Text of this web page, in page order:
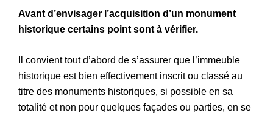
Avant d’envisager l’acquisition d’un monument
historique certains point sont à vérifier.
Il convient tout d’abord de s’assurer que l’immeuble
historique est bien effectivement inscrit ou classé au
titre des monuments historiques, si possible en sa
totalité et non pour quelques façades ou parties, en se